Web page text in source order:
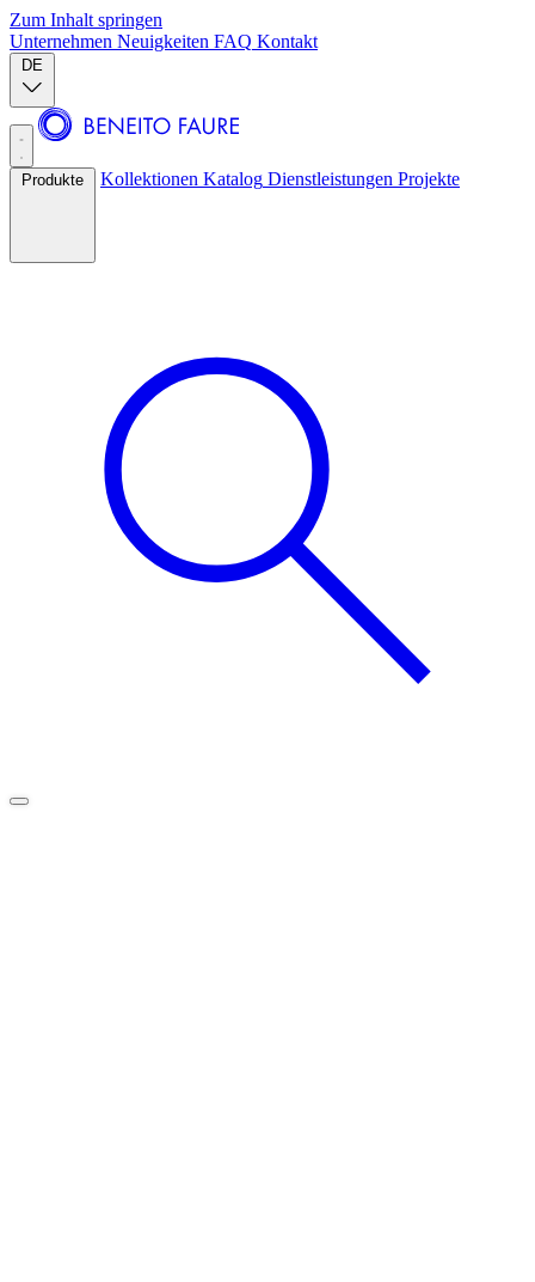
Zum Inhalt springen
Unternehmen Neuigkeiten FAQ Kontakt
DE
Produkte Kollektionen Katalog Dienstleistungen Projekte